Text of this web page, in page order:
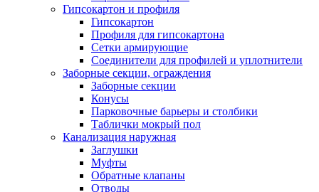
Гипсокартон и профиля
Гипсокартон
Профиля для гипсокартона
Сетки армирующие
Соединители для профилей и уплотнители
Заборные секции, ограждения
Заборные секции
Конусы
Парковочные барьеры и столбики
Таблички мокрый пол
Канализация наружная
Заглушки
Муфты
Обратные клапаны
Отводы